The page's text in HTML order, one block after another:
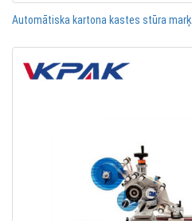
Automātiska kartona kastes stūra